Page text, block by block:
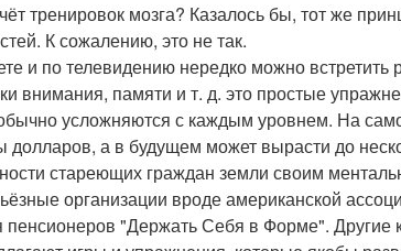
тренировок мозга? Казалось бы, тот же
К сожалению, это не так.
и по телевидению нередко можно
внимания, памяти и т. д. это простые
усложняются с каждым уровнем. На
долларов, а в будущем может вырасти до
стареющих граждан земли своим
организации вроде американской
пенсионеров "Держать Себя в Форме".